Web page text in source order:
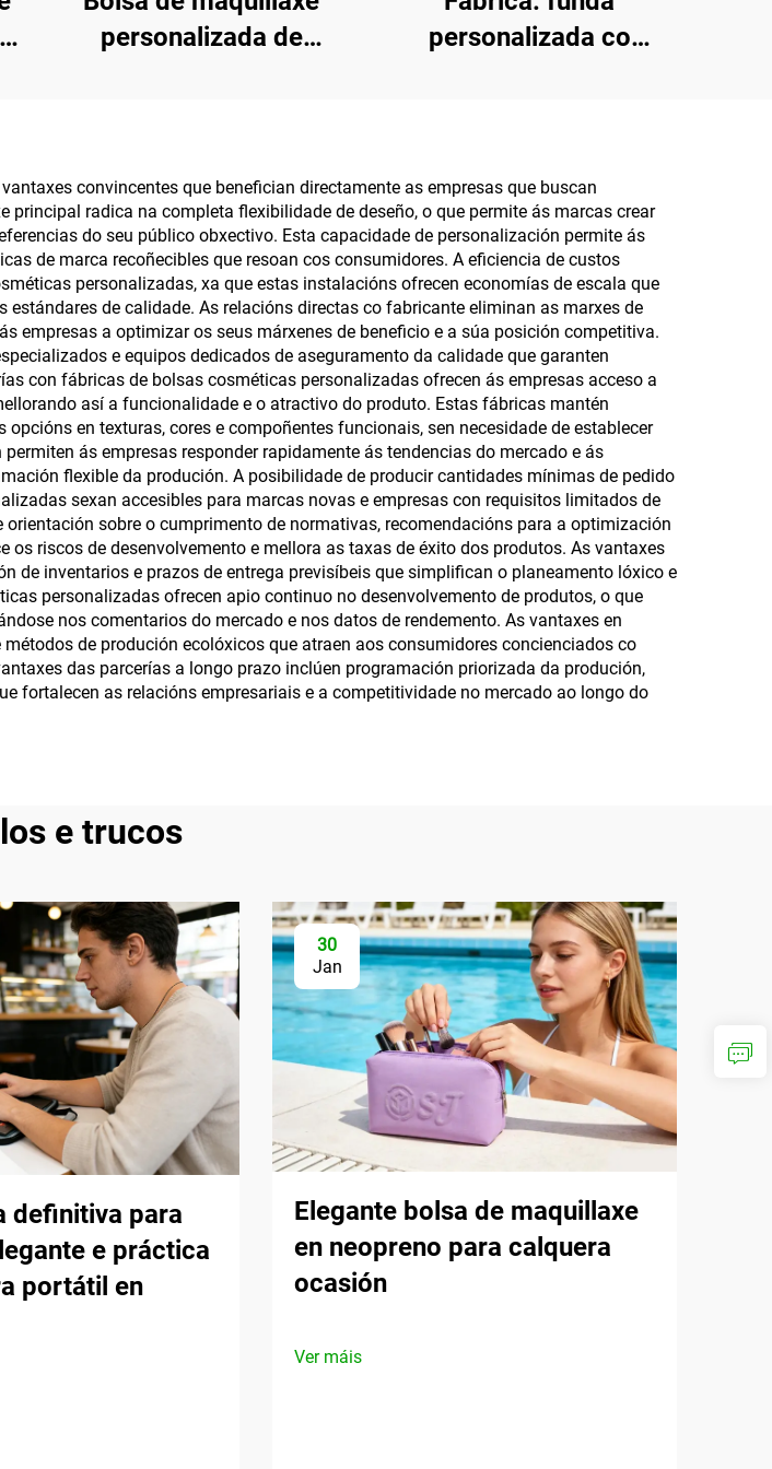
personalizada de
cosmética de viaxe,
organizador de artigos
de tocador de gran
capacidade, bolsa de
lavado portátil, regalo
para mulleres
personalizada co
para sublimación,
fundas refrescantes de
golpe, fundas illadas
para latas de cerveza,
fundas refrescantes de
golpe (slap wrap
coozies)
convincentes que benefician directamente as empresas que buscan
radica na completa flexibilidade de deseño, o que permite ás marcas crear
do seu público obxectivo. Esta capacidade de personalización permite ás
de marca recoñecibles que resoan cos consumidores. A eficiencia de custos
personalizadas, xa que estas instalacións ofrecen economías de escala que
de calidade. As relacións directas co fabricante eliminan as marxes de
empresas a optimizar os seus márxenes de beneficio e a súa posición competitiva.
e equipos dedicados de aseguramento da calidade que garanten
con fábricas de bolsas cosméticas personalizadas ofrecen ás empresas acceso a
así a funcionalidade e o atractivo do produto. Estas fábricas mantén
en texturas, cores e compoñentes funcionais, sen necesidade de establecer
ás empresas responder rapidamente ás tendencias do mercado e ás
flexible da produción. A posibilidade de producir cantidades mínimas de pedido
sexan accesibles para marcas novas e empresas con requisitos limitados de
sobre o cumprimento de normativas, recomendacións para a optimización
riscos de desenvolvemento e mellora as taxas de éxito dos produtos. As vantaxes
de inventarios e prazos de entrega previsíbeis que simplifican o planeamento lóxico e
personalizadas ofrecen apio continuo no desenvolvemento de produtos, o que
nos comentarios do mercado e nos datos de rendemento. As vantaxes en
de produción ecolóxicos que atraen aos consumidores concienciados co
das parcerías a longo prazo inclúen programación priorizada da produción,
fortalecen as relacións empresariais e a competitividade no mercado ao longo do
e trucos
definitiva para
e práctica
portátil en
30
Jan
Elegante bolsa de maquillaxe
en neopreno para calquera
ocasión
Ver máis